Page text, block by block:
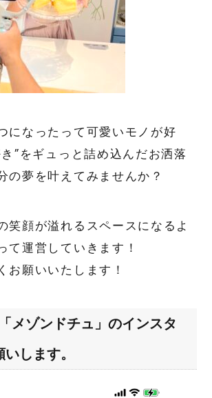
になったって可愛いモノが好
”をギュっと詰め込んだお洒落
の夢を叶えてみませんか？
笑顔が溢れるスペースになるよ
て運営していきます！
お願いいたします！
メゾンドチュ」のインスタ
します。